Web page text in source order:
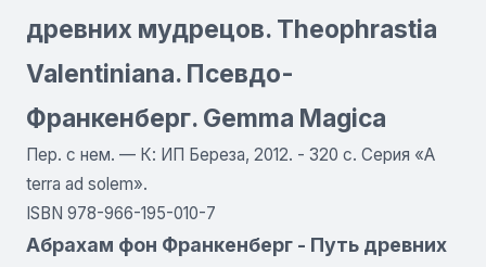
древних мудрецов. Theophrastia
Valentiniana. Псевдо-
Франкенберг. Gemma Magica
Пер. с нем. — К: ИП Береза, 2012. - 320 с. Серия «А
terra ad solem».
ISBN 978-966-195-010-7
Абрахам фон Франкенберг - Путь древних